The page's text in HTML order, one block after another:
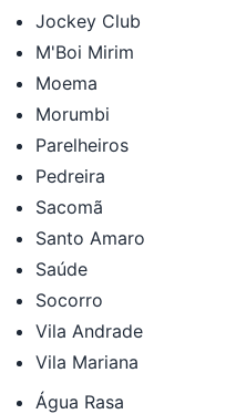
Jockey Club
M'Boi Mirim
Moema
Morumbi
Parelheiros
Pedreira
Sacomã
Santo Amaro
Saúde
Socorro
Vila Andrade
Vila Mariana
Água Rasa